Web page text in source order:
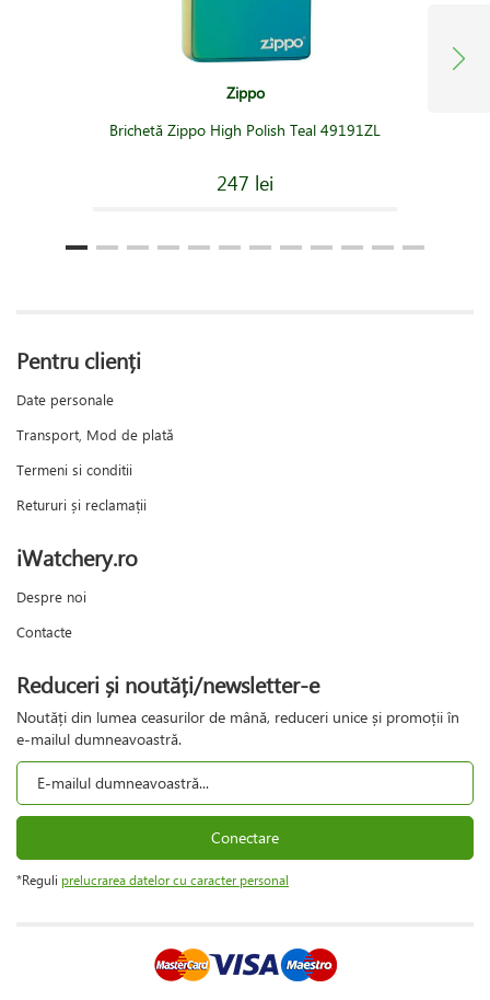
Zippo
Brichetă Zippo High Polish Teal 49191ZL
247 lei
Pentru clienți
Date personale
Transport, Mod de plată
Termeni si conditii
Retururi și reclamații
iWatchery.ro
Despre noi
Contacte
Reduceri și noutăți/newsletter-e
Noutăți din lumea ceasurilor de mână, reduceri unice și promoții în
e-mailul dumneavoastră.
Conectare
*Reguli prelucrarea datelor cu caracter personal